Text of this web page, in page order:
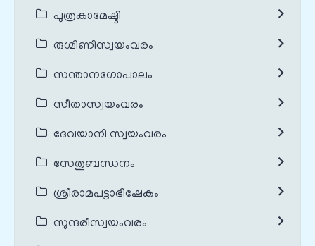
പുത്രകാമേഷ്ടി
രുഗ്മിണീസ്വയംവരം
സന്താനഗോപാലം
സീതാസ്വയംവരം
ദേവയാനി സ്വയംവരം
സേതുബന്ധനം
ശ്രീരാമപട്ടാഭിഷേകം
സുന്ദരീസ്വയംവരം